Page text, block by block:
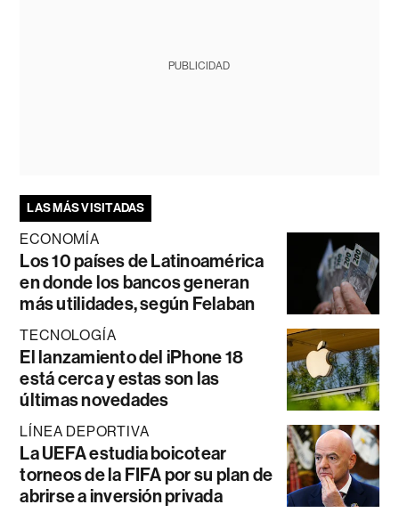
PUBLICIDAD
LAS MÁS VISITADAS
ECONOMÍA
Los 10 países de Latinoamérica
en donde los bancos generan
más utilidades, según Felaban
TECNOLOGÍA
El lanzamiento del iPhone 18
está cerca y estas son las
últimas novedades
LÍNEA DEPORTIVA
La UEFA estudia boicotear
torneos de la FIFA por su plan de
abrirse a inversión privada